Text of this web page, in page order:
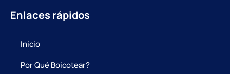
Enlaces rápidos
Inicio
Por Qué Boicotear?